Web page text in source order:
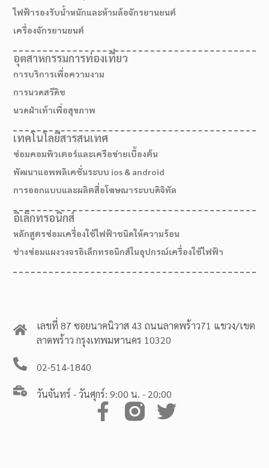
เลขที่ 87 ซอยนาคนิวาส 43 ถนนลาดพร้าว71 แขวง/เขต
ลาดพร้าว กรุงเทพมหานคร 10320
02-514-1840
วันจันทร์ - วันศุกร์: 9:00 น. - 20:00
ไฟฟ้ารองรับน้ำหนักและห้ามล้อจักรยานยนต์
เครื่องจักรยานยนต์
อุตสาหกรรมการท่องเที่ยว
การบริการเพื่อความงาม
การนวดสวีดิช
นวดฝ่าเท้าเพื่อสุขภาพ
เทคโนโลยีสารสนเทศ
ซ่อมคอมพิวเตอร์และเครือข่ายเบื้องต้น
พัฒนาแอพพลิเคชั่นระบบ ios & android
การออกแบบและผลิตสื่อโฆษณาระบบดิจิทัล
อิเล็กทรอนิกส์
หลักสูตรซ่อมเครื่องใช้ไฟฟ้าชนิดให้ความร้อน
ช่างซ่อมแผงวงจรอิเล็กทรอนิกส์ในอุปกรณ์เครื่องใช้ไฟฟ้า